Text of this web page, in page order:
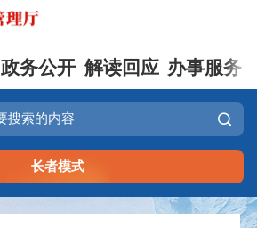
政务公开 解读回应 办事服务
长者模式